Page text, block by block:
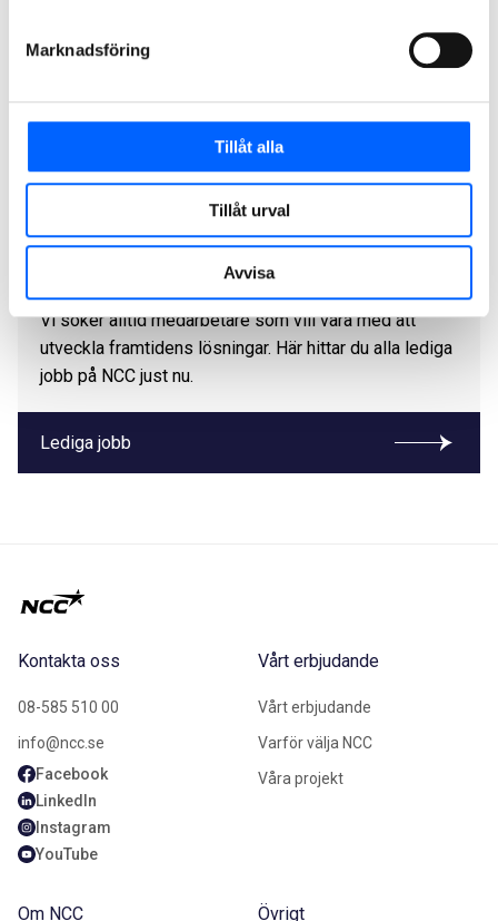
Marknadsföring
Tillåt alla
Tillåt urval
Avvisa
Vi söker alltid medarbetare som vill vara med att
utveckla framtidens lösningar. Här hittar du alla lediga
jobb på NCC just nu.
Lediga jobb
Kontakta oss
08-585 510 00
info@ncc.se
Facebook
LinkedIn
Instagram
YouTube
Vårt erbjudande
Vårt erbjudande
Varför välja NCC
Våra projekt
Om NCC Övrigt